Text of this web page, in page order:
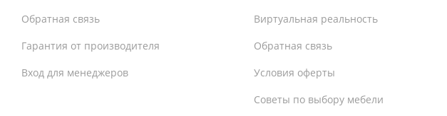
Обратная связь
Гарантия от производителя
Вход для менеджеров
Виртуальная реальность
Обратная связь
Условия оферты
Советы по выбору мебели